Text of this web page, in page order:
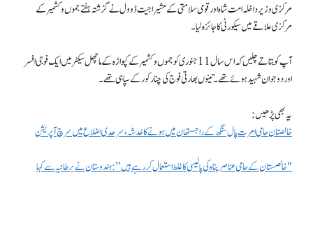
مرکزی وزیر داخلہ امت شاہ اور قومی سلامتی کے مشیر اجیت ڈوول نے گزشتہ ہفتے جموں و کشمیر کے
مرکزی علاقے میں سیکورٹی کا جائزہ لیا۔
آپ کو بتاتے چلیں کہ اس سال 11 جنوری کو جموں و کشمیر کے کپواڑہ کے ماچھل سیکٹر میں ایک فوجی افسر
اور دو جوان شہید ہوئے تھے۔ تینوں بھارتی فوج کی چنار کور کے سپاہی تھے۔
یہ بھی پڑھیں:
خالصتان حامی امرت پال سنگھ کے راجستھان میں ہونے کا خدشہ، سرحدی اضلاع میں سرچ آپریشن
"خالصستان کے حامی عناصر پناہ کی پالیسی کا غلط استعمال کر رہے ہیں”: ہندوستان نے برطانیہ سے کہا